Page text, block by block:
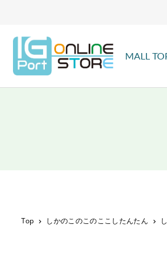
TRANSLATION MISSING:
MALL
Top しかのこのこのここしたんたん